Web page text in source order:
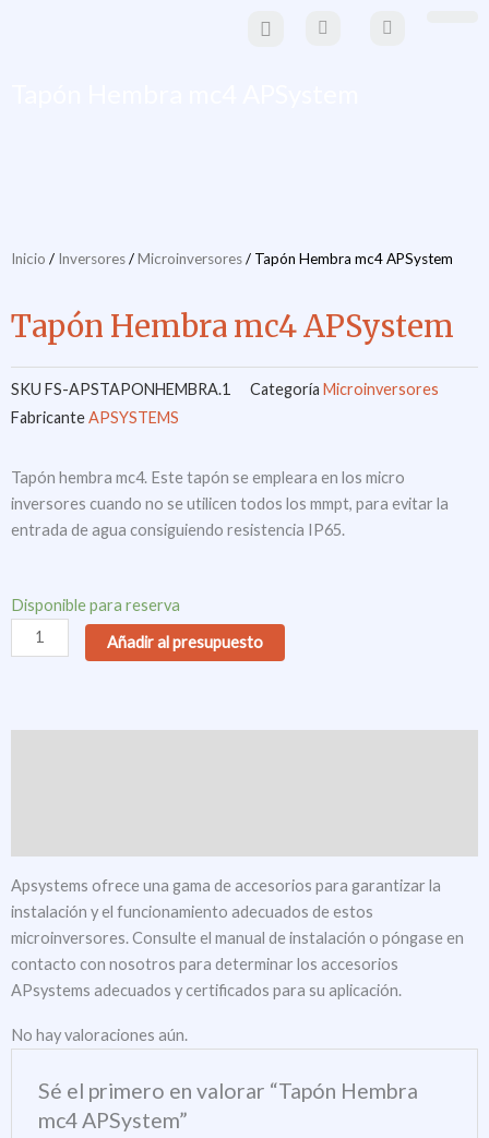
Inicio / Inversores/Microinversores/ Tapón Hembra mc4 APSystem
Tapón Hembra mc4 APSystem
SKU FS-APSTAPONHEMBRA.1 Categoría Microinversores
FabricanteAPSYSTEMS
Tapón hembra mc4. Este tapón se empleara en los micro
inversores cuando no se utilicen todos los mmpt, para evitar la
entrada de agua consiguiendo resistencia IP65.
Disponible para reserva
Tapón
Hembra
mc4
Añadir al presupuesto
Apsystems ofrece una gama de accesorios para garantizar la
instalación y el funcionamiento adecuados de estos
microinversores. Consulte el manual de instalación o póngase en
contacto con nosotros para determinar los accesorios
APsystems adecuados y certificados para su aplicación.
No hay valoraciones aún.
Sé el primero en valorar “Tapón Hembra
mc4 APSystem”